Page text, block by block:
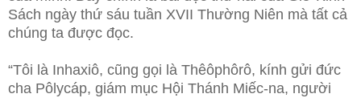
Sách ngày thứ sáu tuần XVII Thường Niên mà tất cả
chúng ta được đọc.
“Tôi là Inhaxiô, cũng gọi là Thêôphôrô, kính gửi đức
cha Pôlycáp, giám mục Hội Thánh Miếc-na, người